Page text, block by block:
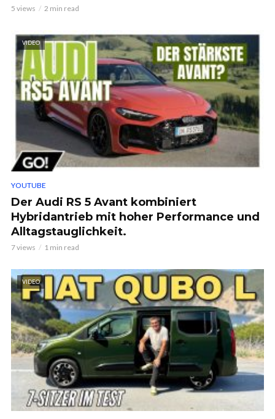
5 views 2 min read
VIDEO
YOUTUBE
Der Audi RS 5 Avant kombiniert
Hybridantrieb mit hoher Performance und
Alltagstauglichkeit.
7 views 1 min read
VIDEO